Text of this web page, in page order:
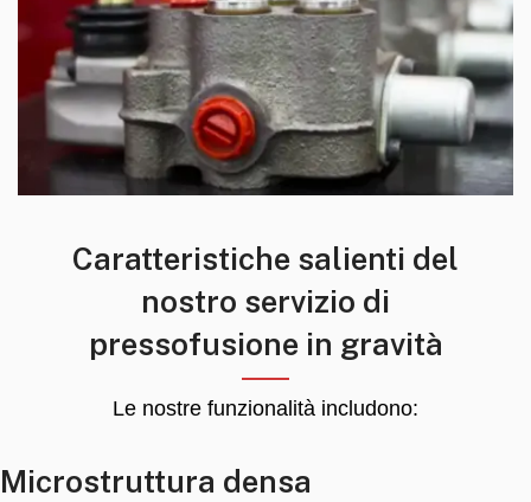
Caratteristiche salienti del
nostro servizio di
pressofusione in gravità
Le nostre funzionalità includono:
Microstruttura densa